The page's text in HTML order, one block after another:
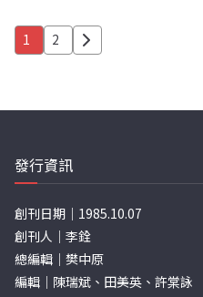
文
分
頁
1 2
發行資訊
創刊日期｜1985.10.07
創刊人｜李銓
總編輯｜樊中原
編輯｜陳瑞斌、田美英、許棠詠